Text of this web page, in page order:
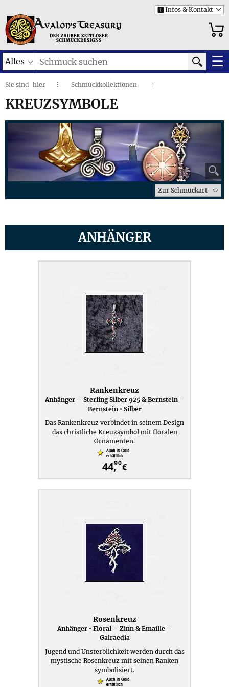
i Infos & Kontakt
Alles ☰
Sie sind hier ◌ Schmuckkollektionen I
KREUZSYMBOLE
⚲
Zur Schmuckart
ANHÄNGER
Rankenkreuz
Anhänger – Sterling Silber 925 & Bernstein –
Bernstein • Silber
Das Rankenkreuz verbindet in seinem Design
das christliche Kreuzsymbol mit floralen
Ornamenten.
44,90€
Rosenkreuz
Anhänger • Floral – Zinn & Emaille –
Galraedia
Jugend und Unsterblichkeit werden durch das
mystische Rosenkreuz mit seinen Ranken
symbolisiert.